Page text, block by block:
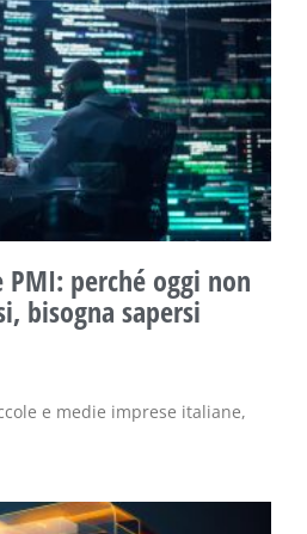
perché oggi non
bisogna sapersi
e medie imprese italiane,